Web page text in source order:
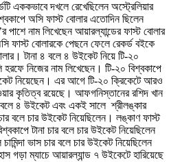
এককভাবে দখলে রেখেছিলেন অস্ট্রেলিয়ার
অসি ফাস্ট বোলার এতোদিন ছিলেন
নাম লিখেছেন আয়ারল্যান্ডের ফাস্ট বোলার
ফাস্ট বোলারকে পেছনে ফেলে রেকর্ড বইকে
টানা ৪ বলে ৪ উইকেট নিয়ে টি-২০
হরফে নিজের নাম লিখেছেন। টি-২০ বিশ্বকাপে
নিয়েছেন। এর আগে টি-২০ ক্রিকেটে আরও
কৃতিত্ব রয়েছে। আফগনিস্তানের রশিদ খান
বলে ৪ উইকেট এবং একই সালে শ্রীলঙ্কার
চার বলে চার উইকেট নিয়েছিলেন। লঙ্কাণ ফাস্ট
টানা চার বলে চার উইকেট নিয়েছিলেন
ভাস চার বলে চার উইকেট নিয়েছিলেন
গড়া ম্যাচে আয়ারল্যান্ড ৭ উইকেটে হারিয়েছে